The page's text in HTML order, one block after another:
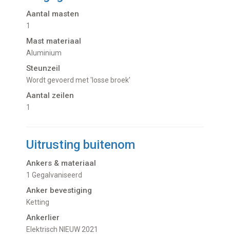
Aantal masten
1
Mast materiaal
Aluminium
Steunzeil
wordt gevoerd met 'losse broek'
Aantal zeilen
1
Uitrusting buitenom
Ankers & materiaal
1 Gegalvaniseerd
Anker bevestiging
Ketting
Ankerlier
Elektrisch NIEUW 2021